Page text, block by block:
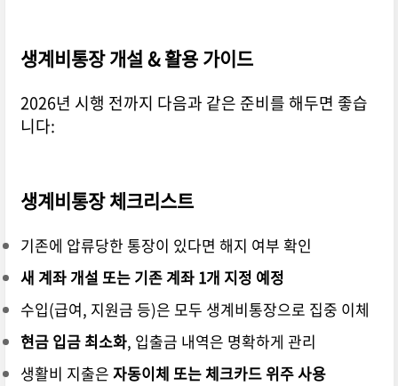
생계비통장 개설 & 활용 가이드
2026년 시행 전까지 다음과 같은 준비를 해두면 좋습
니다:
생계비통장 체크리스트
기존에 압류당한 통장이 있다면 해지 여부 확인
새 계좌 개설 또는 기존 계좌 1개 지정 예정
수입(급여, 지원금 등)은 모두 생계비통장으로 집중 이체
현금 입금 최소화, 입출금 내역은 명확하게 관리
생활비 지출은 자동이체 또는 체크카드 위주 사용